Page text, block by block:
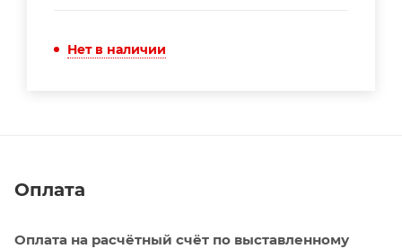
Нет в наличии
Оплата
Оплата на расчётный счёт по выставленному